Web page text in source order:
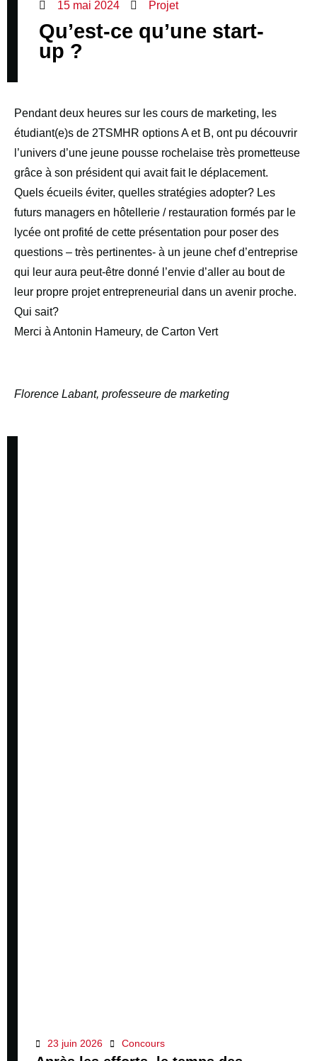
15 mai 2024 Projet
Qu’est-ce qu’une start-
up ?
Pendant deux heures sur les cours de marketing, les
étudiant(e)s de 2TSMHR options A et B, ont pu découvrir
l’univers d’une jeune pousse rochelaise très prometteuse
grâce à son président qui avait fait le déplacement.
Quels écueils éviter, quelles stratégies adopter? Les
futurs managers en hôtellerie / restauration formés par le
lycée ont profité de cette présentation pour poser des
questions – très pertinentes- à un jeune chef d’entreprise
qui leur aura peut-être donné l’envie d’aller au bout de
leur propre projet entrepreneurial dans un avenir proche.
Qui sait?
Merci à Antonin Hameury, de Carton Vert
Florence Labant, professeure de marketing
23 juin 2026 Concours